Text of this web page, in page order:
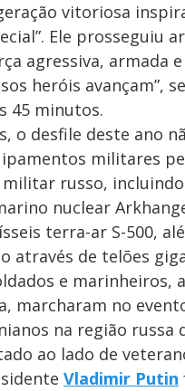
vitoriosa
Ele prosseguiu
agressiva, armada
heróis avançam”,
45 minutos.
o desfile deste ano
militares
militar russo,
nuclear
terra-ar S-500,
através de telões
e marinheiros,
marcharam no
na região russa
ao lado de
Vladimir Putin